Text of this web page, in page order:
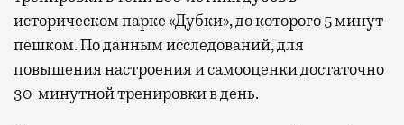
историческом парке «Дубки», до которого 5 минут
пешком. По данным исследований, для
повышения настроения и самооценки достаточно
30-минутной тренировки в день.